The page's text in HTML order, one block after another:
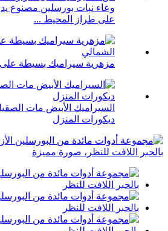
وعاء نبات بورسلين مصنوع
على طراز المحيط ...
مزهرية سيراميك بسيطة على
السيراميك الأبيض مات
ديكورات المنزل